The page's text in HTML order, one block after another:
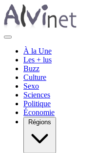
À la Une
Les + lus
Buzz
Culture
Sexo
Sciences
Politique
Économie
Régions